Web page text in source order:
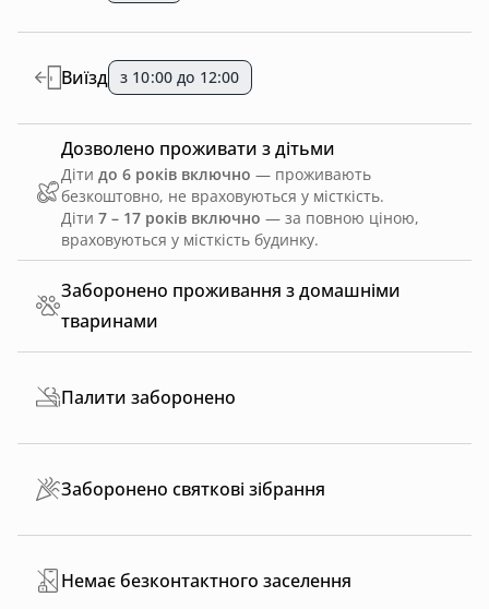
Заборонено проживання з домашніми
тваринами
Виїзд з 10:00 до 12:00
Дозволено проживати з дітьми
Діти до 6 років включно — проживають
безкоштовно, не враховуються у місткість.
Діти 7 – 17 років включно — за повною ціною,
враховуються у місткість будинку.
Палити заборонено
Заборонено святкові зібрання
Немає безконтактного заселення